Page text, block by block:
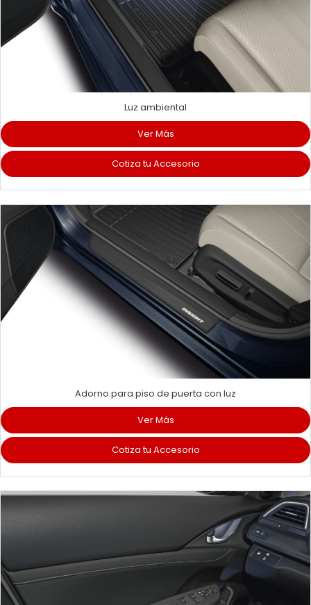
Luz ambiental
Ver Más
Cotiza tu Accesorio
Adorno para piso de puerta con luz
Ver Más
Cotiza tu Accesorio